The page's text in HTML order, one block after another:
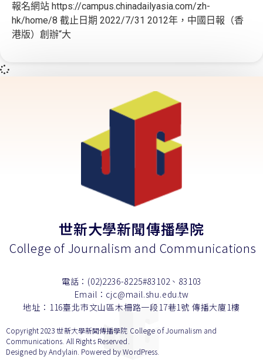
報名網站 https://campus.chinadailyasia.com/zh-
hk/home/8 截止日期 2022/7/31 2012年，中國日報（香
港版）創辦“大
世新大學新聞傳播學院
College of Journalism and Communications
電話：(02)2236-8225#83102、83103
Email：cjc@mail.shu.edu.tw
地址：116臺北市文山區木柵路一段17巷1號 傳播大廈1樓
Copyright 2023 世新大學新聞傳播學院 College of Journalism and
Communications. All Rights Reserved.
Designed byAndylain . Powered by WordPress.